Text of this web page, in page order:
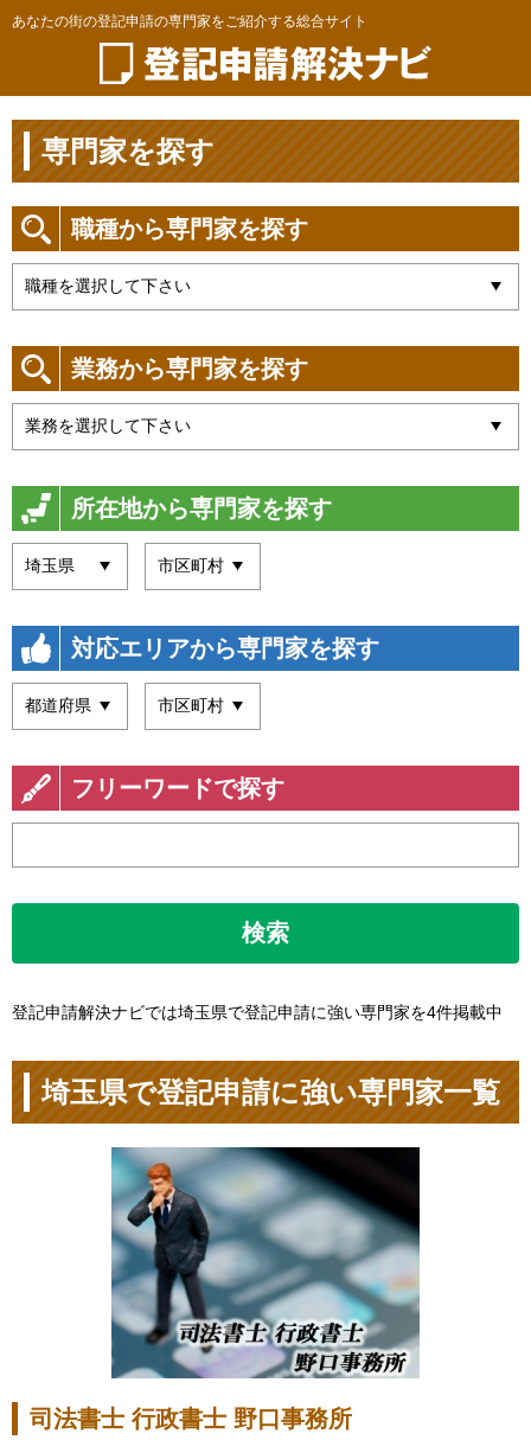
あなたの街の登記申請の専門家をご紹介する総合サイト
専門家を探す
職種から専門家を探す
業務から専門家を探す
所在地から専門家を探す
対応エリアから専門家を探す
フリーワードで探す
検索
登記申請解決ナビでは埼玉県で登記申請に強い専門家を4件掲載中
埼玉県で登記申請に強い専門家一覧
司法書士 行政書士 野口事務所